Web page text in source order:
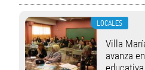
LOCALES
Villa
avanza
educativa